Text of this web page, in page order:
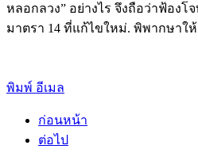
หลอกลวง” อย่างไร จึงถือว่าฟ้องโ
มาตรา 14 ที่แก้ไขใหม่. พิพากษาใ
พิมพ์ อีเมล
ก่อนหน้า
ต่อไป